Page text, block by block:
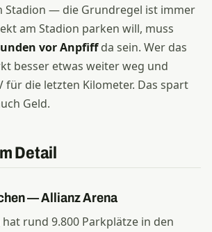
Stadion — die Grundregel ist immer
am Stadion parken will, muss
vor Anpfiffda sein. Wer das
besser etwas weiter weg und
für die letzten Kilometer. Das spart
Geld.
Detail
— Allianz Arena
hat rund 9.800 Parkplätze in den